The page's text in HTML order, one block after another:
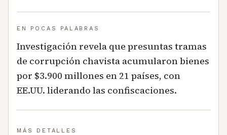
EN POCAS PALABRAS
Investigación revela que presuntas tramas
de corrupción chavista acumularon bienes
por $3.900 millones en 21 países, con
EE.UU. liderando las confiscaciones.
MÁS DETALLES